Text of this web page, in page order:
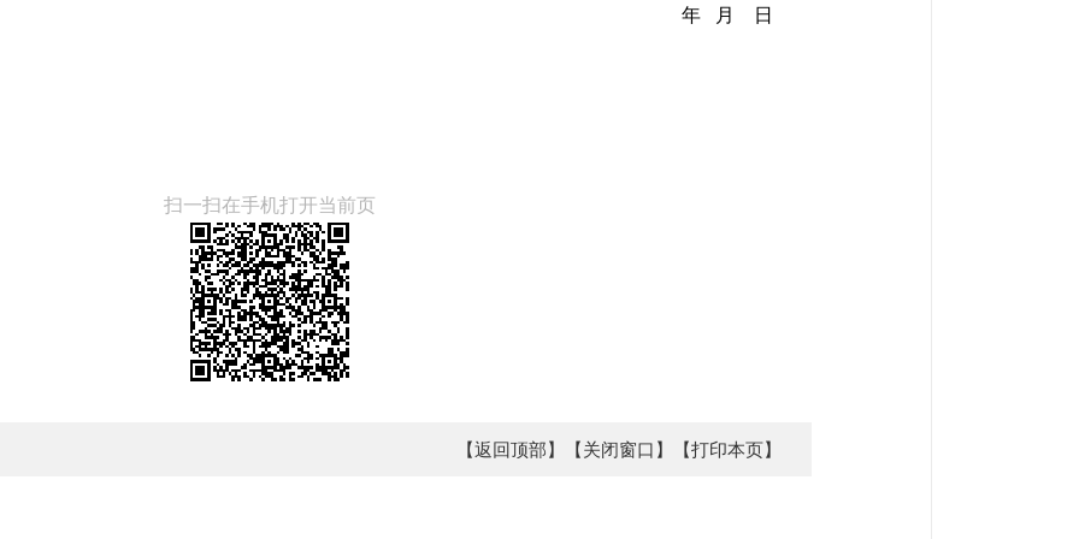
年 月 日
扫一扫在手机打开当前页
【返回顶部】 【关闭窗口】 【打印本页】